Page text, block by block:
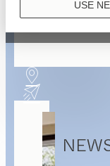
USE
nyaTisch